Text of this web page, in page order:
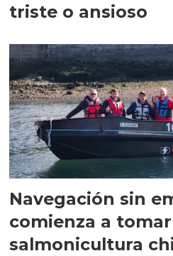
triste o ansioso
Navegación sin
comienza a
salmonicultura